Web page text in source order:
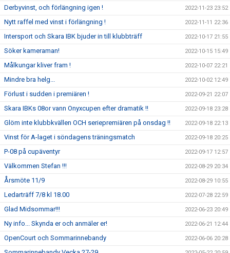
Derbyvinst, och förlängning igen ! 2022-11-23 23:52
Nytt raffel med vinst i förlängning ! 2022-11-11 22:36
Intersport och Skara IBK bjuder in till klubbträff 2022-10-17 21:55
Söker kameraman! 2022-10-15 15:49
Målkungar kliver fram ! 2022-10-07 22:21
Mindre bra helg... 2022-10-02 12:49
Förlust i sudden i premiären ! 2022-09-21 22:07
Skara IBKs 08or vann Onyxcupen efter dramatik !! 2022-09-18 23:28
Glöm inte klubbkvällen OCH seriepremiären på onsdag !! 2022-09-18 22:13
Vinst för A-laget i söndagens träningsmatch 2022-09-18 20:25
P-08 på cupäventyr 2022-09-17 12:57
Välkommen Stefan !!! 2022-08-29 20:34
Årsmöte 11/9 2022-08-29 10:55
Ledarträff 7/8 kl 18.00 2022-07-28 22:59
Glad Midsommar!!! 2022-06-23 20:49
Ny info... Skynda er och anmäler er! 2022-06-21 12:44
OpenCourt och Sommarinnebandy 2022-06-06 20:28